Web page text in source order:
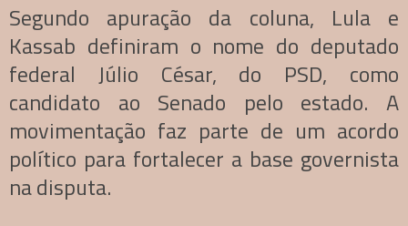
Segundo apuração da coluna, Lula e
Kassab definiram o nome do deputado
federal Júlio César, do PSD, como
candidato ao Senado pelo estado. A
movimentação faz parte de um acordo
político para fortalecer a base governista
na disputa.